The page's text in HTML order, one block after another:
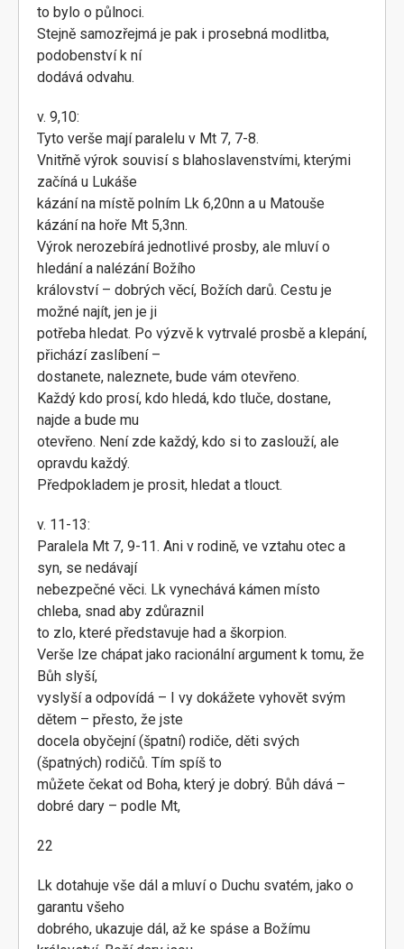
to bylo o půlnoci.
Stejně samozřejmá je pak i prosebná modlitba,
podobenství k ní
dodává odvahu.
v. 9,10:
Tyto verše mají paralelu v Mt 7, 7-8.
Vnitřně výrok souvisí s blahoslavenstvími, kterými
začíná u Lukáše
kázání na místě polním Lk 6,20nn a u Matouše
kázání na hoře Mt 5,3nn.
Výrok nerozebírá jednotlivé prosby, ale mluví o
hledání a nalézání Božího
království – dobrých věcí, Božích darů. Cestu je
možné najít, jen je ji
potřeba hledat. Po výzvě k vytrvalé prosbě a klepání,
přichází zaslíbení –
dostanete, naleznete, bude vám otevřeno.
Každý kdo prosí, kdo hledá, kdo tluče, dostane,
najde a bude mu
otevřeno. Není zde každý, kdo si to zaslouží, ale
opravdu každý.
Předpokladem je prosit, hledat a tlouct.
v. 11-13:
Paralela Mt 7, 9-11. Ani v rodině, ve vztahu otec a
syn, se nedávají
nebezpečné věci. Lk vynechává kámen místo
chleba, snad aby zdůraznil
to zlo, které představuje had a škorpion.
Verše lze chápat jako racionální argument k tomu, že
Bůh slyší,
vyslyší a odpovídá – I vy dokážete vyhovět svým
dětem – přesto, že jste
docela obyčejní (špatní) rodiče, děti svých
(špatných) rodičů. Tím spíš to
můžete čekat od Boha, který je dobrý. Bůh dává –
dobré dary – podle Mt,
22
Lk dotahuje vše dál a mluví o Duchu svatém, jako o
garantu všeho
dobrého, ukazuje dál, až ke spáse a Božímu